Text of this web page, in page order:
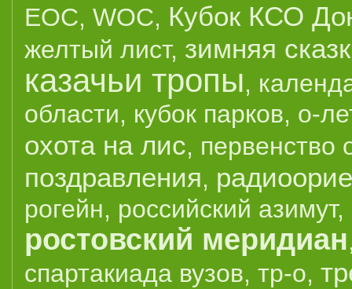
EOC, WOC, Кубок КСО
желтый лист, зимняя
казачьи тропы,
области, кубок парков, о-
охота на лис, первенство
поздравления,
рогейн, российский азимут,
ростовский меридиан
спартакиада вузов, тр-о,